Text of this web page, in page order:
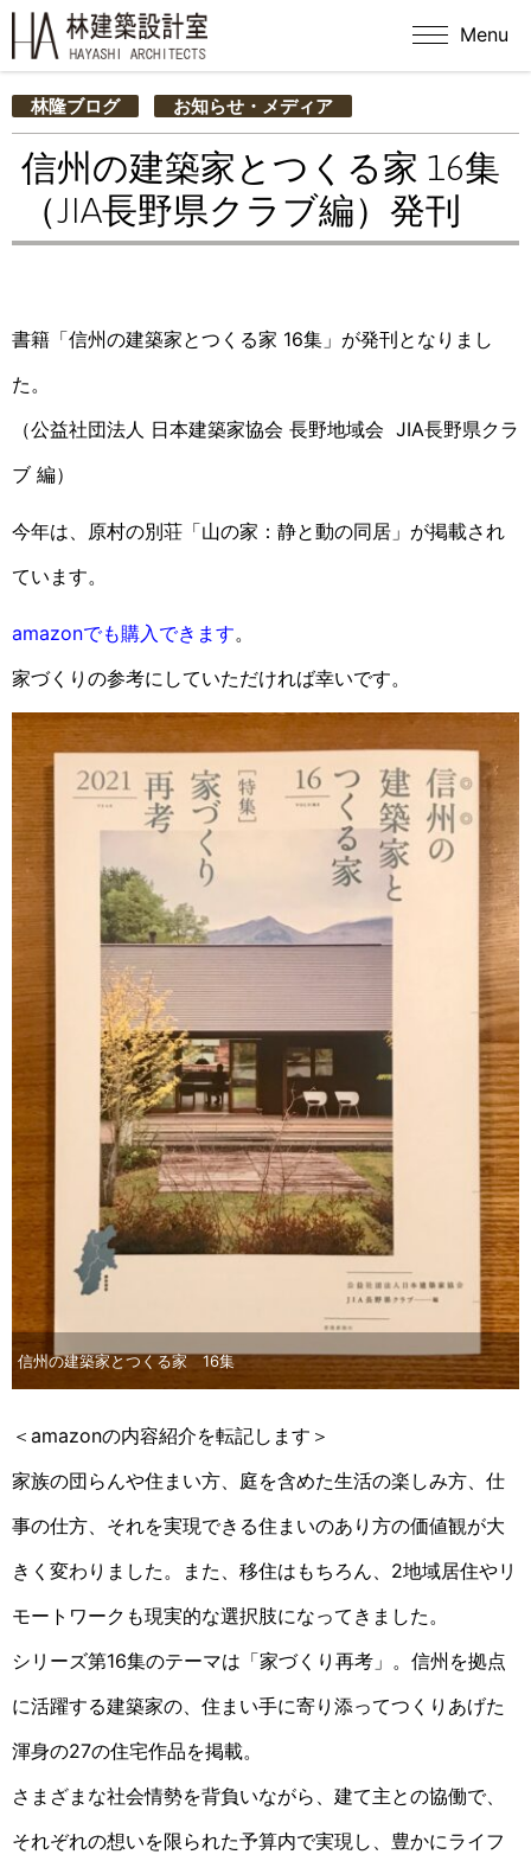
Menu
林隆ブログ お知らせ・メディア
信州の建築家とつくる家 16集
（JIA長野県クラブ編）発刊
書籍「信州の建築家とつくる家 16集」が発刊となりまし
た。
（公益社団法人 日本建築家協会 長野地域会 JIA長野県クラ
ブ 編）
今年は、原村の別荘「山の家：静と動の同居」が掲載され
ています。
amazonでも購入できます。
家づくりの参考にしていただければ幸いです。
信州の建築家とつくる家 16集
＜amazonの内容紹介を転記します＞
家族の団らんや住まい方、庭を含めた生活の楽しみ方、仕
事の仕方、それを実現できる住まいのあり方の価値観が大
きく変わりました。また、移住はもちろん、2地域居住やリ
モートワークも現実的な選択肢になってきました。
シリーズ第16集のテーマは「家づくり再考」。信州を拠点
に活躍する建築家の、住まい手に寄り添ってつくりあげた
渾身の27の住宅作品を掲載。
さまざまな社会情勢を背負いながら、建て主との協働で、
それぞれの想いを限られた予算内で実現し、豊かにライフ